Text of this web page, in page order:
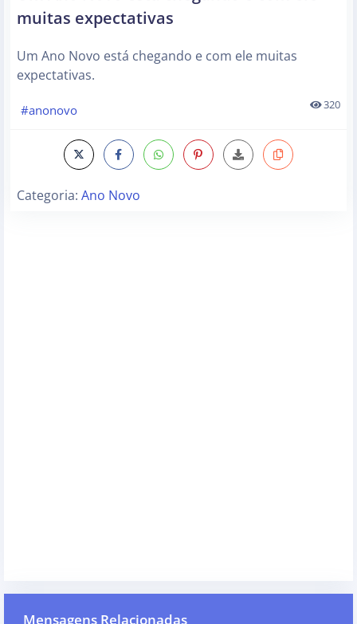
muitas expectativas
Um Ano Novo está chegando e com ele muitas
expectativas.
#anonovo 320
Categoria: Ano Novo
Mensagens Relacionadas